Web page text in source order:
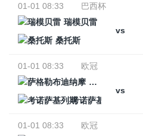
01-01 08:33
巴西杯
瑞模贝雷
vs
桑托斯
01-01 08:33
欧冠
萨格勒布迪纳摩
vs
考诺萨基列斯
01-01 08:33
欧冠